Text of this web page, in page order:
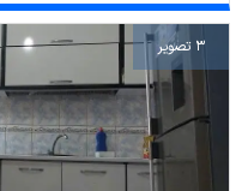
3 تصویر